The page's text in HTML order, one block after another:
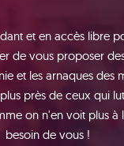
et en accès libre
de vous proposer
et les arnaques des
près de ceux qui
on n'en voit plus à
besoin de vous !